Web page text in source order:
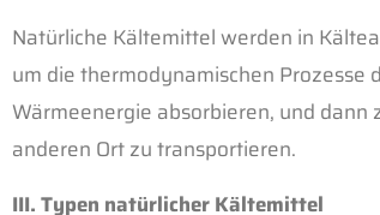
Natürliche Kältemittel werden in
um die thermodynamischen Prozesse
Wärmeenergie absorbieren, und
anderen Ort zu transportieren.
III. Typen natürlicher Kältemittel